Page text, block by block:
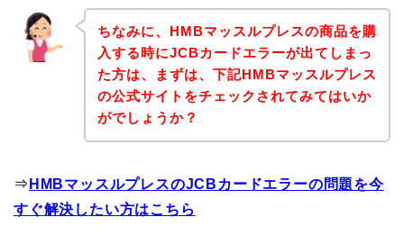
ちなみに、HMBマッスルプレスの商品を購
入する時にJCBカードエラーが出てしまっ
た方は、まずは、下記HMBマッスルプレス
の公式サイトをチェックされてみてはいか
がでしょうか？
⇒ HMBマッスルプレスのJCBカードエラーの問題を今
すぐ解決したい方はこちら